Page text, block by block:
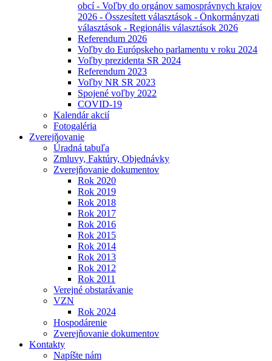
obcí - Voľby do orgánov samosprávnych krajov
2026 - Összesített választások - Önkormányzati
választások - Regionális választások 2026
Referendum 2026
Voľby do Európskeho parlamentu v roku 2024
Voľby prezidenta SR 2024
Referendum 2023
Voľby NR SR 2023
Spojené voľby 2022
COVID-19
Kalendár akcií
Fotogaléria
Zverejňovanie
Úradná tabuľa
Zmluvy, Faktúry, Objednávky
Zverejňovanie dokumentov
Rok 2020
Rok 2019
Rok 2018
Rok 2017
Rok 2016
Rok 2015
Rok 2014
Rok 2013
Rok 2012
Rok 2011
Verejné obstarávanie
VZN
Rok 2024
Hospodárenie
Zverejňovanie dokumentov
Kontakty
Napíšte nám